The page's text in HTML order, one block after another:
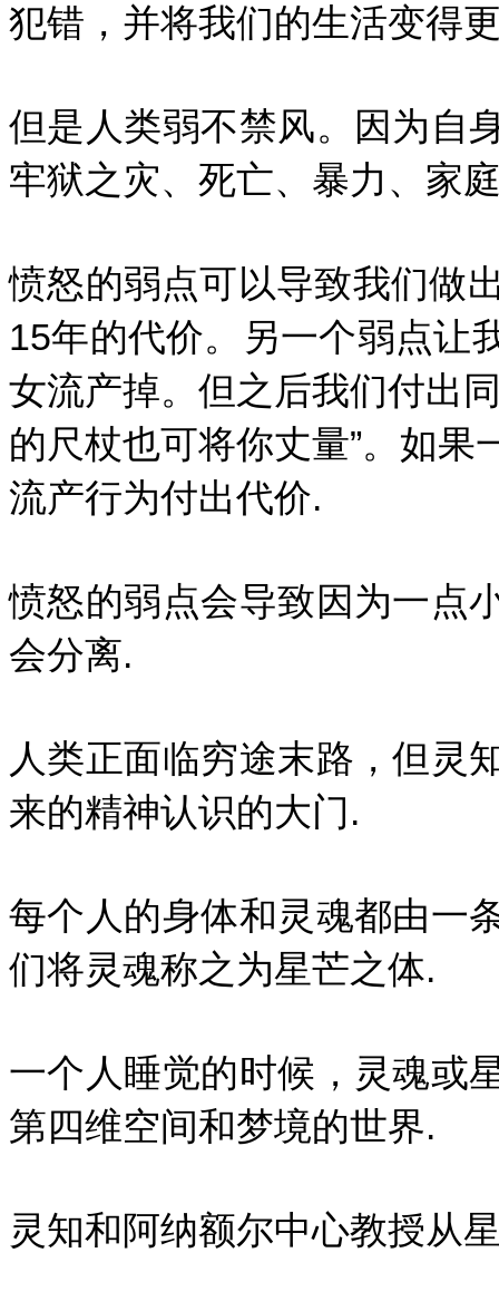
犯错，并将我们的生活变得
但是人类弱不禁风。因为自
牢狱之灾、死亡、暴力、家
愤怒的弱点可以导致我们做
15年的代价。另一个弱点让
女流产掉。但之后我们付出
的尺杖也可将你丈量”。如
流产行为付出代价.
愤怒的弱点会导致因为一点
会分离.
人类正面临穷途末路，但灵
来的精神认识的大门.
每个人的身体和灵魂都由一
们将灵魂称之为星芒之体.
一个人睡觉的时候，灵魂或
第四维空间和梦境的世界.
灵知和阿纳额尔中心教授从